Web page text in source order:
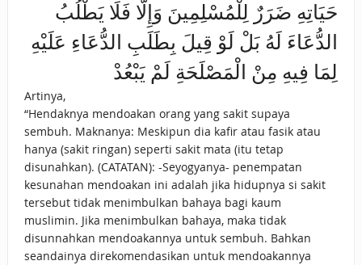
حَيَاتِهِ ضَرَرٌ لِلْمُسْلِمِينَ وَإِلَّا فَلَا يَطْلُبُ
الدُّعَاءَ لَهُ بَلْ لَوْ قِيلَ بِطَلَبِ الدُّعَاءِ عَلَيْهِ
لِمَا فِيهِ مِنْ الْمَصْلَحَةِ لَمْ يَبْعُدْ
Artinya,
“Hendaknya mendoakan orang yang sakit supaya
sembuh. Maknanya: Meskipun dia kafir atau fasik atau
hanya (sakit ringan) seperti sakit mata (itu tetap
disunahkan). (CATATAN): -Seyogyanya- penempatan
kesunahan mendoakan ini adalah jika hidupnya si sakit
tersebut tidak menimbulkan bahaya bagi kaum
muslimin. Jika menimbulkan bahaya, maka tidak
disunnahkan mendoakannya untuk sembuh. Bahkan
seandainya direkomendasikan untuk mendoakannya